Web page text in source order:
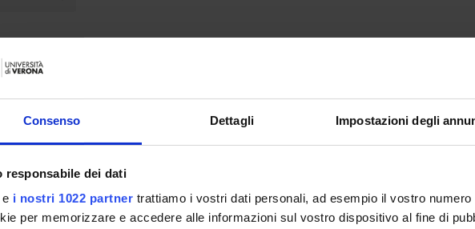
Consenso Dettagli Impostazioni degli
responsabile dei dati
e i nostri 1022 partner trattiamo i vostri dati personali, ad esempio il vostro
per memorizzare e accedere alle informazioni sul vostro dispositivo al fine di
Flavia Bazzoni Professore ordinario